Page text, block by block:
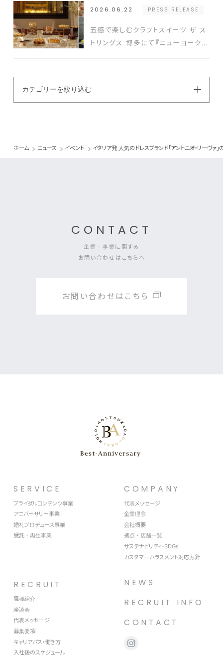
ォーム発表
2026.06.22 PRESS RELEASE
五感で楽しむクラフトスイーツ ザ ス
トリングス 博多にて『ニューヨークス
カテゴリーを絞り込む
ホーム ニュース イベント イタリア発 人気のドレスブランド「アントニオ・リーヴァ
CONTACT
企業・事業に関する
お問い合わせはこちらへ
お問い合わせはこちら
SERVICE
ブライダルコンテンツ事業
アニバーサリー事業
婚礼プロデュース事業
受託・再生事業
COMPANY
代表メッセージ
企業理念
会社概要
拠点・店舗一覧
サステナビリティ・SDGs
カスタマーハラスメント対応方針
RECRUIT
職種紹介
座談会
代表メッセージ
募集要項
キャリアパス・働き方
入社後のスケジュール
NEWS
RECRUIT INFO
CONTACT